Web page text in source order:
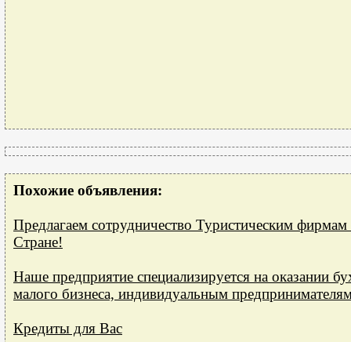
Похожие объявления:
Предлагаем сотрудничество Туристическим
Стране!
Наше предприятие специализируется на оказании
малого бизнеса, индивидуальным
Кредиты для Вас